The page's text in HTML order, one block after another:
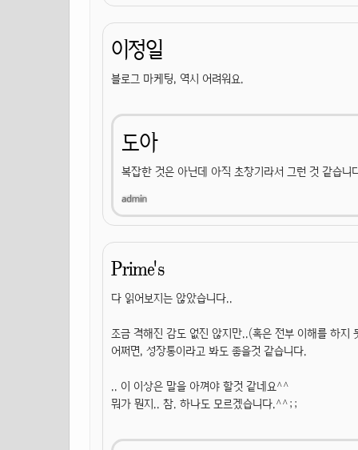
이정일
블로그 마케팅, 역시 어려워요.
도아
복잡한 것은 아닌데 아직 초창기라서 그런 것 같습니
Prime's
다 읽어보지는 않았습니다..
조금 격해진 감도 없진 않지만..(혹은 전부 이해를 하지
어쩌면, 성장통이라고 봐도 좋을것 같습니다.
.. 이 이상은 말을 아껴야 할것 같네요^^
뭐가 뭔지.. 참. 하나도 모르겠습니다.^^;;